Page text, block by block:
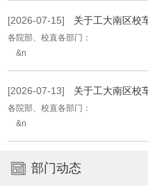
[2026-07-15] 关于工大南区校
各院部、校直各部门：
&n
[2026-07-13] 关于工大南区校
各院部、校直各部门：
&n
部门动态